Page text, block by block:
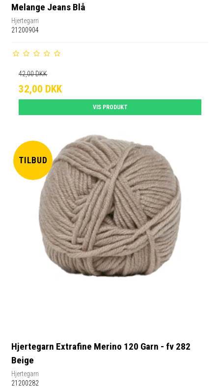
Melange Jeans Blå
Hjertegarn
21200904
42,00 DKK
32,00 DKK
VIS PRODUKT
TILBUD
Hjertegarn Extrafine Merino 120 Garn - fv 282
Beige
Hjertegarn
21200282